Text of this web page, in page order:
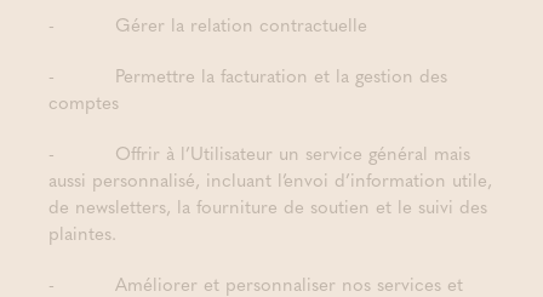
- Gérer la relation contractuelle
- Permettre la facturation et la gestion des
comptes
- Offrir à l’Utilisateur un service général mais
aussi personnalisé, incluant l’envoi d’information utile,
de newsletters, la fourniture de soutien et le suivi des
plaintes.
- Améliorer et personnaliser nos services et